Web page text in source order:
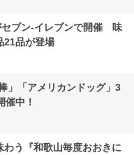
セブン-イレブンで開催 味
21品が登場
」「アメリカンドッグ」3
催中！
う『和歌山毎度おおきに